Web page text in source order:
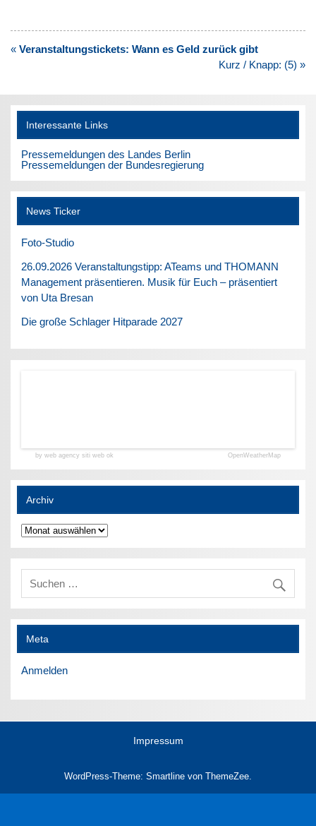
Beitragsnavigation
«Veranstaltungstickets: Wann es Geld zurück gibt
Kurz / Knapp: (5) »
Interessante Links
Pressemeldungen des Landes Berlin
Pressemeldungen der Bundesregierung
News Ticker
Foto-Studio
26.09.2026 Veranstaltungstipp: ATeams und THOMANN
Management präsentieren. Musik für Euch – präsentiert
von Uta Bresan
Die große Schlager Hitparade 2027
by web agency siti web ok OpenWeatherMap
Archiv
Archiv
Meta
Anmelden
Impressum
WordPress-Theme: Smartline von ThemeZee.